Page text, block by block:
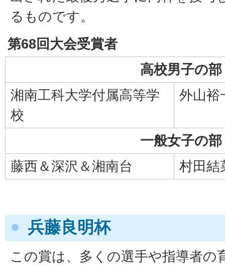
るものです。
第68回大会受賞者
高校男子の部
湘南工科大学付属高等学
校
外
一般女子の部
藤西＆深沢＆湘南台
村田結
兵藤良明杯
この賞は、多くの選手や指導者の